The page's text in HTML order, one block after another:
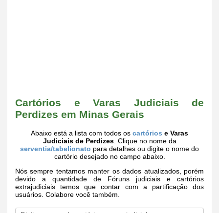
Cartórios e Varas Judiciais de
Perdizes em Minas Gerais
Abaixo está a lista com todos os cartórios e Varas
Judiciais de Perdizes. Clique no nome da
serventia/tabelionato para detalhes ou digite o nome do
cartório desejado no campo abaixo.
Nós sempre tentamos manter os dados atualizados, porém
devido a quantidade de Fóruns judiciais e cartórios
extrajudiciais temos que contar com a partificação dos
usuários. Colabore você também.